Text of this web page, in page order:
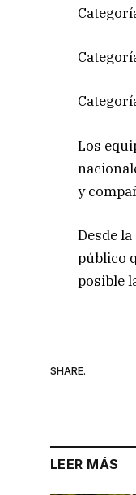
Los
y
Desde
público
posible
SHARE.
LEER MÁS